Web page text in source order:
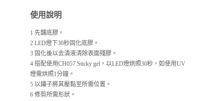
使用說明
1 先舖底膠。
2 LED燈下30秒固化底膠。
3 固化後以去漬液清除表面殘膠。
4 搭配使用CH057 Sticky gel，以LED燈烘照30秒，如使用UV
燈需烘照1分鐘。
5 以鑷子將其壓黏至所需位置。
6 修剪所需形狀。